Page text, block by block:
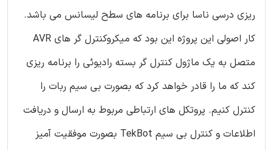
ریزی درسی ناسا برای برنامه های سطح لیسانس می باشد.
کار اصولی این پروژه این بود که میکروکنترل گر های AVR
متصل به یک ماژول کنترل گر بسته رادیوئی را برنامه ریزی
کند که ما را قادر خواهد کرد که بصورت بی سیم ربات را
کنترل کنیم. پروتکل های ارتباطی مربوط به ارسال و دریافت
اطلاعات و کنترل بی سیم TekBot بصورت موفقیت آمیز